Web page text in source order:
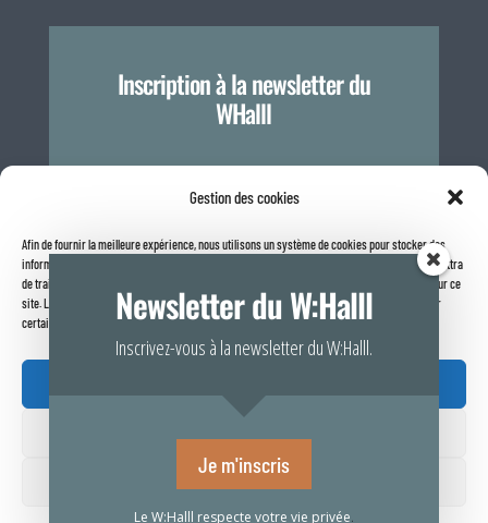
Gestion des cookies
Afin de fournir la meilleure expérience, nous utilisons un système de cookies pour stocker des
informations sur votre navigateur internet. Le fait de consentir à ces technologies nous permettra
de traiter des données telles que le comportement de navigation ou les identifiants uniques sur ce
site. Le fait de ne pas consentir ou de retirer son consentement peut avoir un effet négatif sur
certaines caractéristiques et fonctions.
Inscription à la newsletter du
WHalll
Je m'inscris
Rapport de transparence 2025
Newsletter du W:Halll
Inscrivez-vous à la newsletter du W:Halll.
Je m'inscris
Le W:Halll respecte votre vie privée.